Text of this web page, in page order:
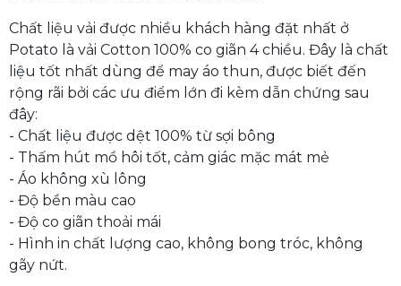
Chất liệu vải được nhiều khách hàng đặt nhất ở
Potato là vải Cotton 100% co giãn 4 chiều. Đây là chất
liệu tốt nhất dùng để may áo thun, được biết đến
rộng rãi bởi các ưu điểm lớn đi kèm dẫn chứng sau
đây:
- Chất liệu được dệt 100% từ sợi bông
- Thấm hút mồ hôi tốt, cảm giác mặc mát mẻ
- Áo không xù lông
- Độ bền màu cao
- Độ co giãn thoải mái
- Hình in chất lượng cao, không bong tróc, không
gãy nứt.